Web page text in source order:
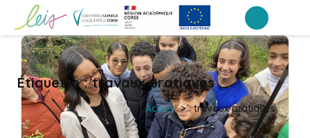
contenu
(Pressez
Entrée)
Collège Arthur Giovoni – Ajaccio
Étiquette :travaux pratiques
Accueil > travaux pratiques